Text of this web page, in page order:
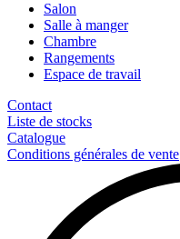
Salon
Salle à manger
Chambre
Rangements
Espace de travail
Contact
Liste de stocks
Catalogue
Conditions générales de vente